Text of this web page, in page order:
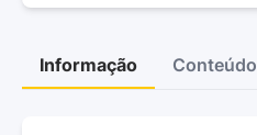
Informação Conteúdo